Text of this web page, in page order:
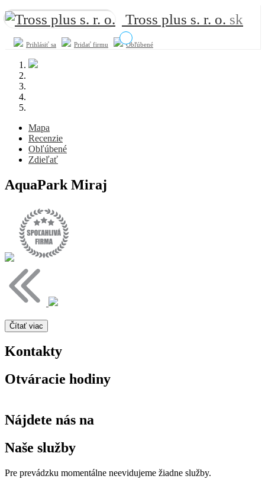
Tross plus s. r. o. sk
Prihlásiť sa Pridať firmu Obľúbené
Mapa
Recenzie
Obľúbené
Zdieľať
AquaPark Miraj
Čítať viac
Kontakty
Otváracie hodiny
Nájdete nás na
Naše služby
Pre prevádzku momentálne neevidujeme žiadne služby.